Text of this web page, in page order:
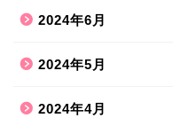
2024年6月
2024年5月
2024年4月